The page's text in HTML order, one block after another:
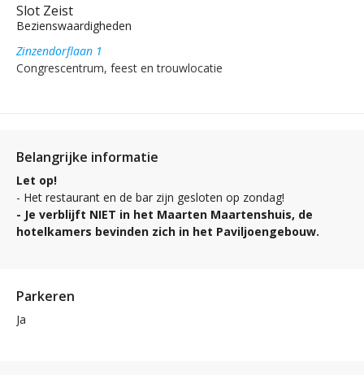
Slot Zeist
Bezienswaardigheden
Zinzendorflaan 1
Congrescentrum, feest en trouwlocatie
Belangrijke informatie
Let op!
- Het restaurant en de bar zijn gesloten op zondag!
- Je verblijft NIET in het Maarten Maartenshuis, de
hotelkamers bevinden zich in het Paviljoengebouw.
Parkeren
Ja